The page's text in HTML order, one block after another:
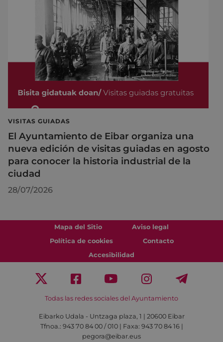
VISITAS GUIADAS
El Ayuntamiento de Eibar organiza una
nueva edición de visitas guiadas en agosto
para conocer la historia industrial de la
ciudad
28/07/2026
Mapa del Sitio
Aviso legal
Política de cookies
Contacto
Accesibilidad
Todas las redes sociales del Ayuntamiento
Eibarko Udala - Untzaga plaza, 1 | 20600 Eibar
Tfnoa.: 943 70 84 00 / 010 | Faxa: 943 70 84 16 |
pegora@eibar.eus